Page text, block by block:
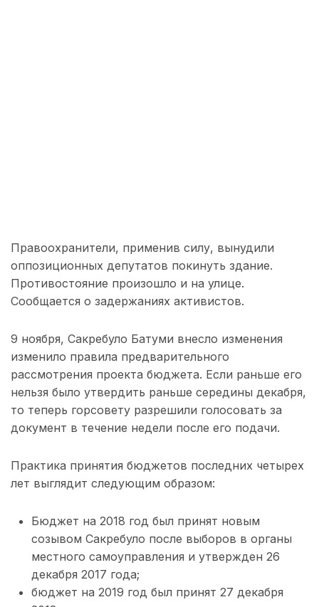
Правоохранители, применив силу, вынудили
оппозиционных депутатов покинуть здание.
Противостояние произошло и на улице.
Сообщается о задержаниях активистов.
9 ноября, Сакребуло Батуми внесло изменения
изменило правила предварительного
рассмотрения проекта бюджета. Если раньше его
нельзя было утвердить раньше середины декабря,
то теперь горсовету разрешили голосовать за
документ в течение недели после его подачи.
Практика принятия бюджетов последних четырех
лет выглядит следующим образом:
Бюджет на 2018 год был принят новым
созывом Сакребуло после выборов в органы
местного самоуправления и утвержден 26
декабря 2017 года;
бюджет на 2019 год был принят 27 декабря